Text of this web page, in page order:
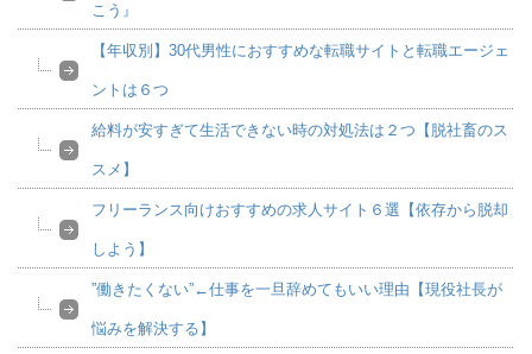
こう』
【年収別】30代男性におすすめな転職サイトと転職エージェ
ントは６つ
給料が安すぎて生活できない時の対処法は２つ【脱社畜のス
スメ】
フリーランス向けおすすめの求人サイト６選【依存から脱却
しよう】
”働きたくない”←仕事を一旦辞めてもいい理由【現役社長が
悩みを解決する】